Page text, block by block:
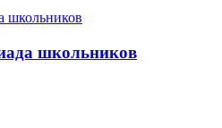
школьников